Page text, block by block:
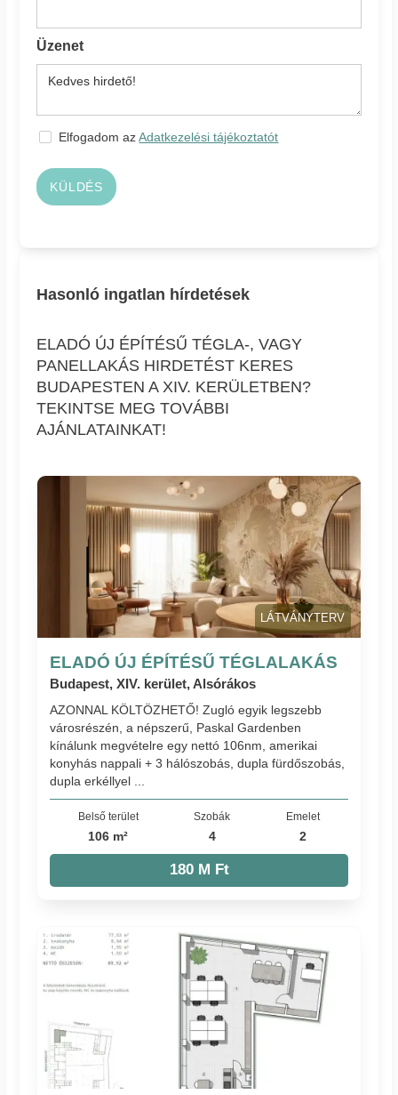
Üzenet
Elfogadom azAdatkezelési tájékoztatót
KÜLDÉS
Hasonló ingatlan hírdetések
ELADÓ ÚJ ÉPÍTÉSŰ TÉGLA-, VAGY
PANELLAKÁS HIRDETÉST KERES
BUDAPESTEN A XIV. KERÜLETBEN?
TEKINTSE MEG TOVÁBBI
AJÁNLATAINKAT!
LÁTVÁNYTERV
ELADÓ ÚJ ÉPÍTÉSŰ TÉGLALAKÁS
Budapest, XIV. kerület, Alsórákos
AZONNAL KÖLTÖZHETŐ! Zugló egyik legszebb
városrészén, a népszerű, Paskal Gardenben
kínálunk megvételre egy nettó 106nm, amerikai
konyhás nappali + 3 hálószobás, dupla fürdőszobás,
dupla erkéllyel ...
Belső terület
106 m²
Szobák
4
Emelet
2
180 M Ft